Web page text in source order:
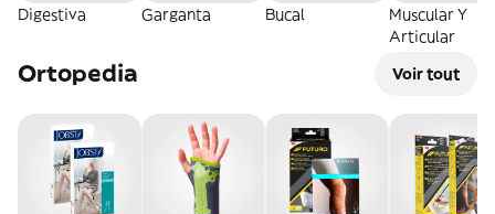
Digestiva Garganta Bucal
Muscular Y
Articular
Ortopedia Voir tout